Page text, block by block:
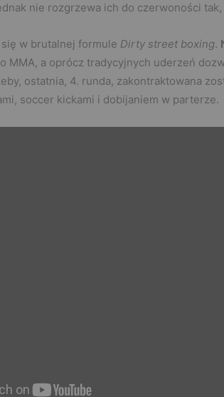
nie rozgrzewa ich do czerwoności
w brutalnej formule Dirty street boxing.
MMA, a oprócz tradycyjnych uderzeń
ostatnia, 4. runda, zakontraktowana
soccer kickami i dobijaniem w parterze.